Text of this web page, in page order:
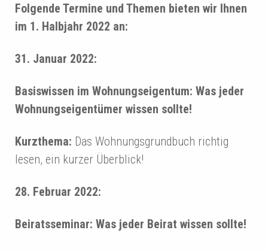
Folgende Termine und Themen bieten wir Ihnen
im 1. Halbjahr 2022 an:
31. Januar 2022:
Basiswissen im Wohnungseigentum: Was jeder
Wohnungseigentümer wissen sollte!
Kurzthema: Das Wohnungsgrundbuch richtig
lesen, ein kurzer Überblick!
28. Februar 2022:
Beiratsseminar: Was jeder Beirat wissen sollte!